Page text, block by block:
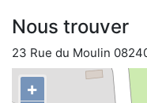
Nous trouver
23 Rue du Moulin
+